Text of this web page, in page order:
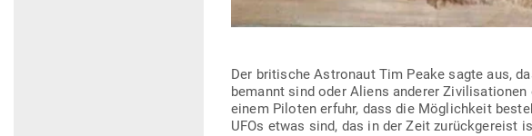
Der bri­tische Astronaut Tim Peake sagte aus,
bemannt sind oder Aliens anderer
einem Piloten erfuhr, dass die Mög­lichkeit
UFOs etwas sind, das in der Zeit zurück­ge­reist